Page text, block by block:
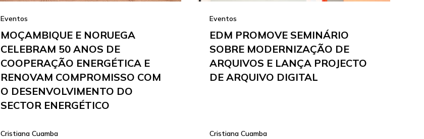
Eventos
MOÇAMBIQUE E NORUEGA
CELEBRAM 50 ANOS DE
COOPERAÇÃO ENERGÉTICA E
RENOVAM COMPROMISSO COM
O DESENVOLVIMENTO DO
SECTOR ENERGÉTICO
Cristiana Cuamba
Eventos
EDM PROMOVE SEMINÁRIO
SOBRE MODERNIZAÇÃO DE
ARQUIVOS E LANÇA PROJECTO
DE ARQUIVO DIGITAL
Cristiana Cuamba